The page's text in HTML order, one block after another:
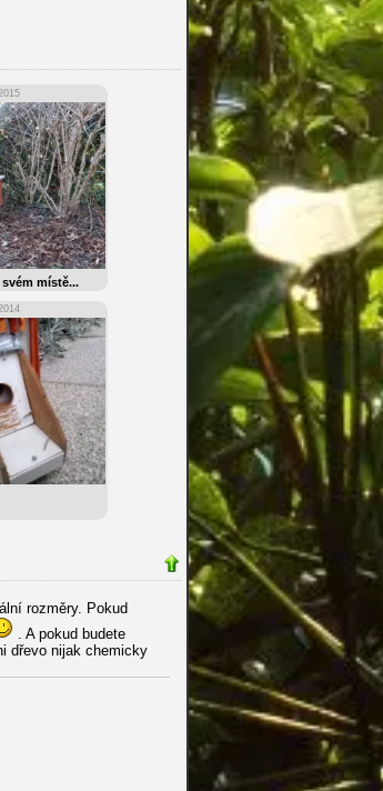
místě...
rozměry. Pokud
. A pokud budete
dřevo nijak chemicky